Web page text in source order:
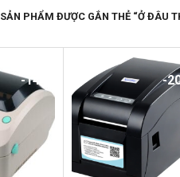
SẢN PHẨM ĐƯỢC GẮN THẺ “Ở ĐÂU
-14% -